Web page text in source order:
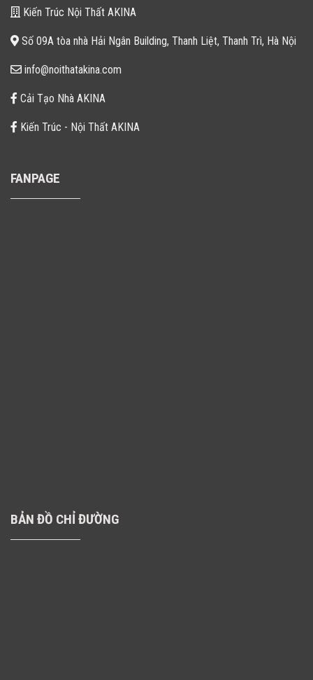
Kiến Trúc Nội Thất AKINA
Số 09A tòa nhà Hải Ngân Building, Thanh Liệt, Thanh Trì, Hà Nội
info@noithatakina.com
Cải Tạo Nhà AKINA
Kiến Trúc - Nội Thất AKINA
FANPAGE
BẢN ĐỒ CHỈ ĐƯỜNG